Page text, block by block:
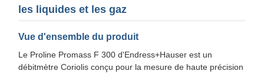
les liquides et les gaz
Vue d'ensemble du produit
Le Proline Promass F 300 d'Endress+Hauser est un
débitmètre Coriolis conçu pour la mesure de haute précision